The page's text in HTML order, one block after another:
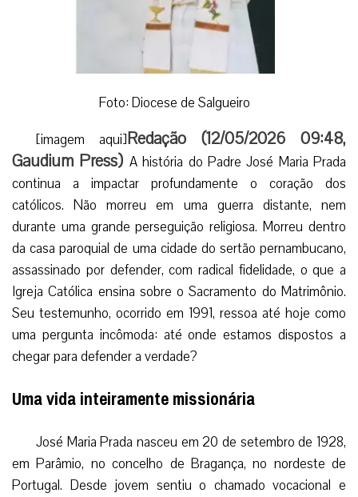
Foto: Diocese de Salgueiro
[imagem aqui]Redação (12/05/2026 09:48,
Gaudium Press) A história do Padre José Maria Prada
continua a impactar profundamente o coração dos
católicos. Não morreu em uma guerra distante, nem
durante uma grande perseguição religiosa. Morreu dentro
da casa paroquial de uma cidade do sertão pernambucano,
assassinado por defender, com radical fidelidade, o que a
Igreja Católica ensina sobre o Sacramento do Matrimônio.
Seu testemunho, ocorrido em 1991, ressoa até hoje como
uma pergunta incômoda: até onde estamos dispostos a
chegar para defender a verdade?
Uma vida inteiramente missionária
José Maria Prada nasceu em 20 de setembro de 1928,
em Parâmio, no concelho de Bragança, no nordeste de
Portugal. Desde jovem sentiu o chamado vocacional e